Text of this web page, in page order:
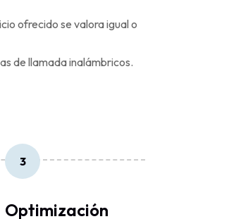
ofrecido se valora igual o
de llamada inalámbricos.
3
Optimización